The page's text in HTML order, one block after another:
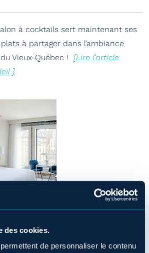
des cookies.
de personnaliser le contenu
à cocktails sert maintenant ses
à partager dans l’ambiance
Vieux-Québec ! [Lire l’article
]
Voyage